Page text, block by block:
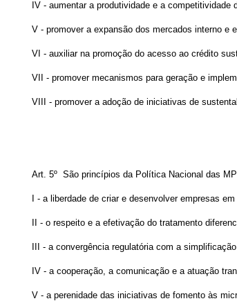
IV - aumentar a produtividade e a
V - promover a expansão dos mercados interno e
VI - auxiliar na promoção do acesso ao crédito
VII - promover mecanismos para geração e
VIII - promover a adoção de iniciativas de
Art. 5º São princípios da Política Nacional das
I - a liberdade de criar e desenvolver empresas
II - o respeito e a efetivação do tratamento
III - a convergência regulatória com a
IV - a cooperação, a comunicação e a atuação
V - a perenidade das iniciativas de fomento às